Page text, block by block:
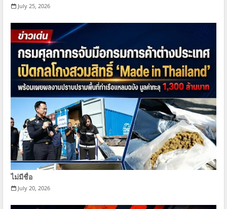
July 25, 2026
ไม่มีชื่อ
July 20, 2026